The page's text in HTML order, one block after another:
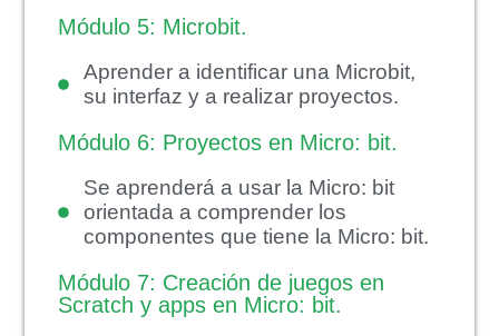
Módulo 5: Microbit.
Aprender a identificar una Microbit,
su interfaz y a realizar proyectos.
Módulo 6: Proyectos en Micro: bit.
Se aprenderá a usar la Micro: bit
orientada a comprender los
componentes que tiene la Micro: bit.
Módulo 7: Creación de juegos en
Scratch y apps en Micro: bit.